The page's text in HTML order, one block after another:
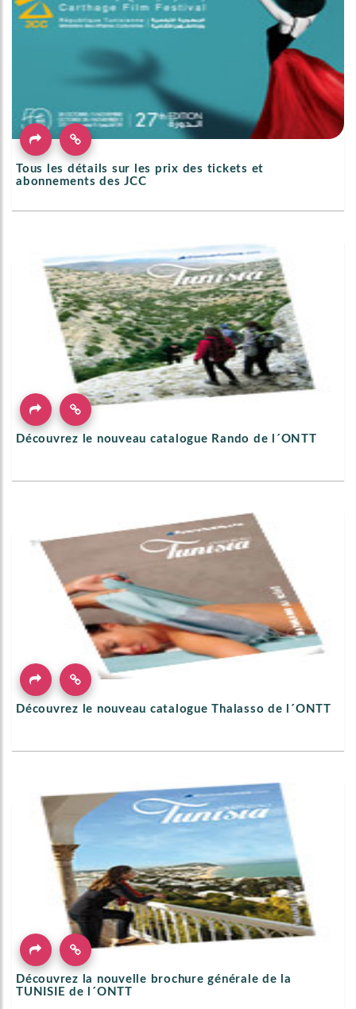
Tous les détails sur les prix des tickets et
abonnements des JCC
Découvrez le nouveau catalogue Rando de l´ONTT
Découvrez le nouveau catalogue Thalasso de l´ONTT
Découvrez la nouvelle brochure générale de la
TUNISIE de l´ONTT